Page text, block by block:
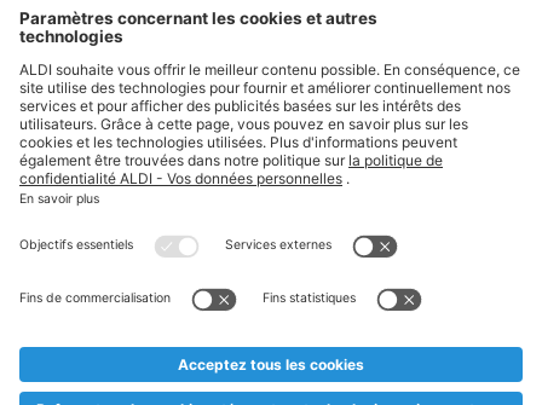
Suivez ALDI Belgique
Textes marqués d'un astérisque et mentions légales
* Nous vendons ces articles temporairement et jusqu'à
au cas où, malgré le planning bien étudié, nous serions
prématurément en rupture de stock. Prix Recupel et TVA incl.
** Sur ce site, l’utilisation de la forme masculine a été adoptée